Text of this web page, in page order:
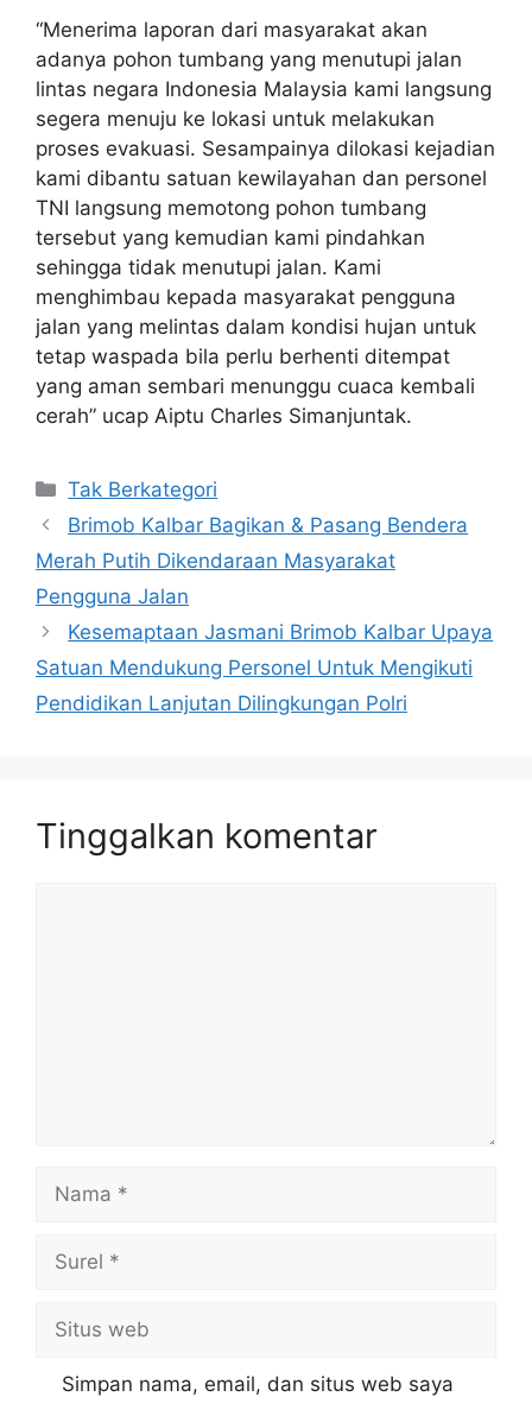
“Menerima laporan dari masyarakat akan
adanya pohon tumbang yang menutupi jalan
lintas negara Indonesia Malaysia kami langsung
segera menuju ke lokasi untuk melakukan
proses evakuasi. Sesampainya dilokasi kejadian
kami dibantu satuan kewilayahan dan personel
TNI langsung memotong pohon tumbang
tersebut yang kemudian kami pindahkan
sehingga tidak menutupi jalan. Kami
menghimbau kepada masyarakat pengguna
jalan yang melintas dalam kondisi hujan untuk
tetap waspada bila perlu berhenti ditempat
yang aman sembari menunggu cuaca kembali
cerah” ucap Aiptu Charles Simanjuntak.
Kategori
Tak Berkategori
Brimob Kalbar Bagikan & Pasang Bendera
Merah Putih Dikendaraan Masyarakat
Pengguna Jalan
Kesemaptaan Jasmani Brimob Kalbar Upaya
Satuan Mendukung Personel Untuk Mengikuti
Pendidikan Lanjutan Dilingkungan Polri
Tinggalkan komentar
web
Simpan nama, email, dan situs web saya